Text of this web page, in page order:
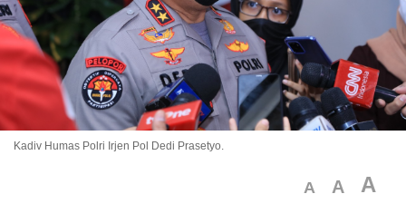
Kadiv Humas Polri Irjen Pol Dedi Prasetyo.
A A A